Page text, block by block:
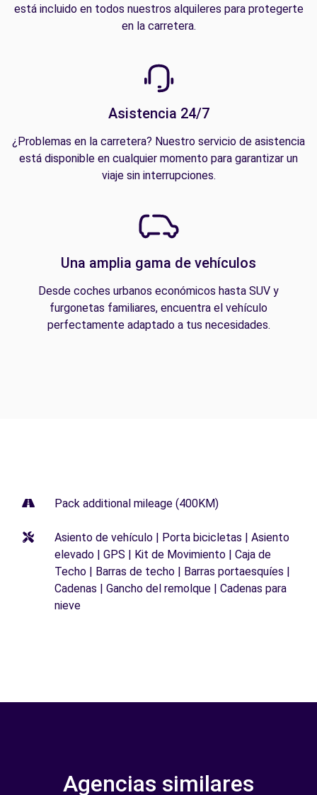
está incluido en todos nuestros alquileres para protegerte
en la carretera.
Asistencia 24/7
¿Problemas en la carretera? Nuestro servicio de asistencia
está disponible en cualquier momento para garantizar un
viaje sin interrupciones.
Una amplia gama de vehículos
Desde coches urbanos económicos hasta SUV y
furgonetas familiares, encuentra el vehículo
perfectamente adaptado a tus necesidades.
Pack additional mileage (400KM)
Asiento de vehículo | Porta bicicletas | Asiento
elevado | GPS | Kit de Movimiento | Caja de
Techo | Barras de techo | Barras portaesquíes |
Cadenas | Gancho del remolque | Cadenas para
nieve
Agencias similares